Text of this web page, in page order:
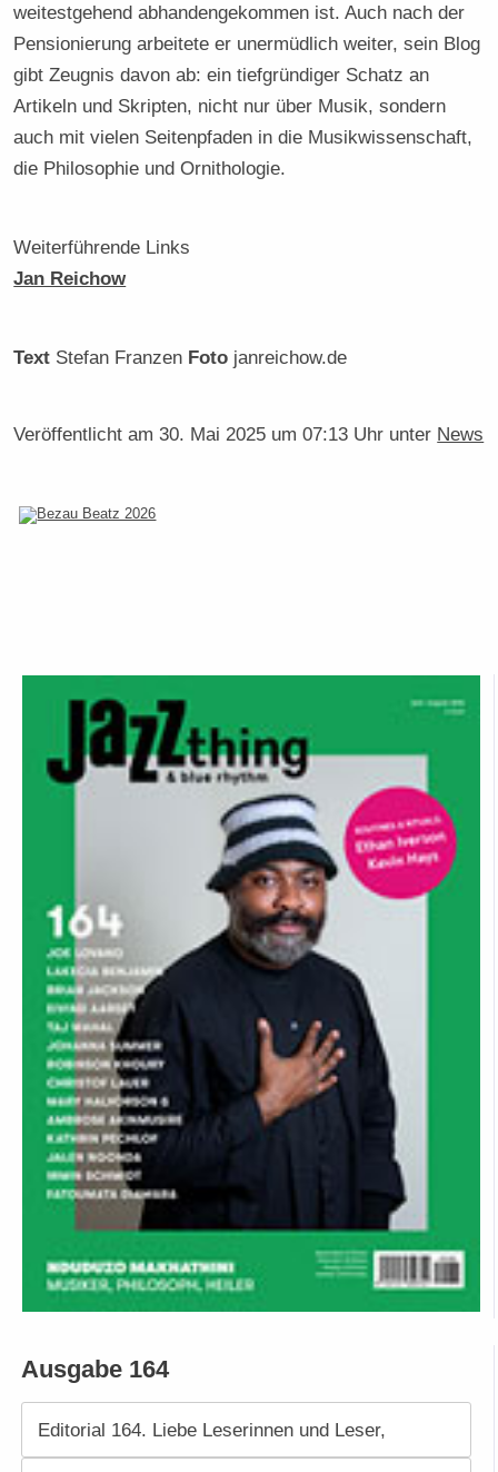
weitestgehend abhandengekommen ist. Auch nach der
Pensionierung arbeitete er unermüdlich weiter, sein Blog
gibt Zeugnis davon ab: ein tiefgründiger Schatz an
Artikeln und Skripten, nicht nur über Musik, sondern
auch mit vielen Seitenpfaden in die Musikwissenschaft,
die Philosophie und Ornithologie.
Weiterführende Links
Jan Reichow
Text Stefan Franzen Foto janreichow.de
Veröffentlicht am30. Mai 2025 um 07:13 Uhr unter News
Ausgabe 164
Editorial 164. Liebe Leserinnen und Leser,